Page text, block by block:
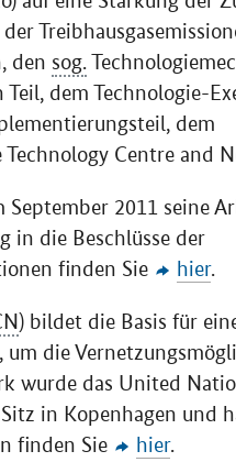
den sog.
dem Technologie-
dem
Technology Centre and
September 2011 seine
in die Beschlüsse der
finden Sie
hier.
) bildet die Basis für
die
wurde das United
in Kopenhagen und
finden Sie
hier.